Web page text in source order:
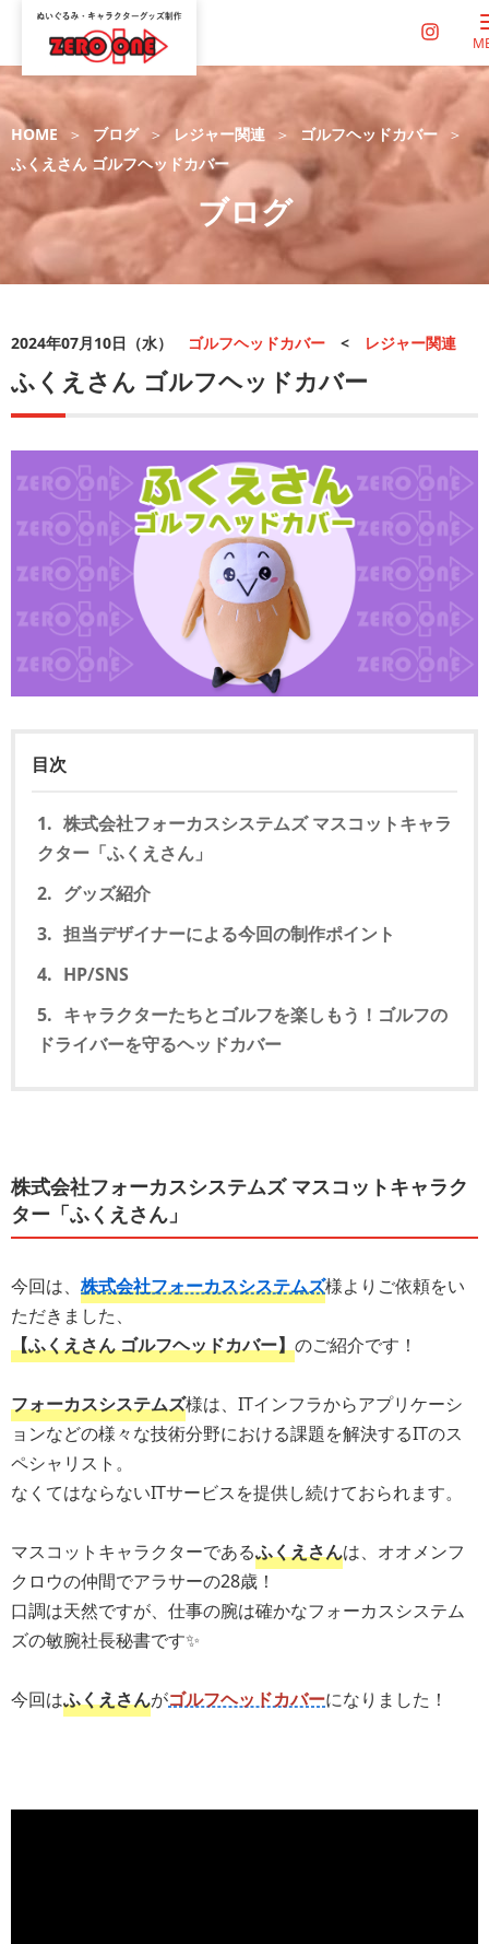
HOME ブログ レジャー関連
ゴルフヘッドカバー
ふくえさん ゴルフヘッドカバー
ブログ
2024年07月10日（水） ゴルフヘッドカバー < レジャー関連
ふくえさん ゴルフヘッドカバー
目次
株式会社フォーカスシステムズ マスコットキャラ
クター「ふくえさん」
グッズ紹介
担当デザイナーによる今回の制作ポイント
HP/SNS
キャラクターたちとゴルフを楽しもう！ゴルフの
ドライバーを守るヘッドカバー
株式会社フォーカスシステムズ マスコットキャラク
ター「ふくえさん」
今回は、 株式会社フォーカスシステムズ様よりご依頼をい
ただきました、
【ふくえさん ゴルフヘッドカバー】のご紹介です！
フォーカスシステムズ様は、ITインフラからアプリケーシ
ョンなどの様々な技術分野における課題を解決するITのス
ペシャリスト。
なくてはならないITサービスを提供し続けておられます。
マスコットキャラクターであるふくえさんは、オオメンフ
クロウの仲間でアラサーの28歳！
口調は天然ですが、仕事の腕は確かなフォーカスシステム
ズの敏腕社長秘書です✨
今回はふくえさんがゴルフヘッドカバーになりました！